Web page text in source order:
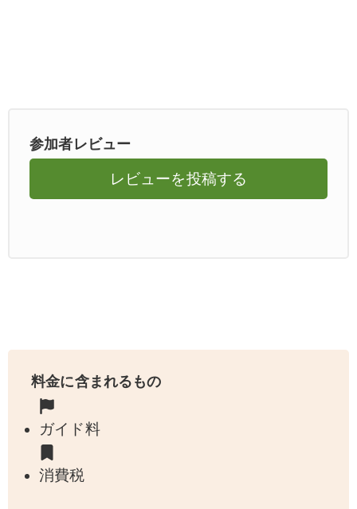
参加者レビュー
レビューを投稿する
料金に含まれるもの
ガイド料
消費税